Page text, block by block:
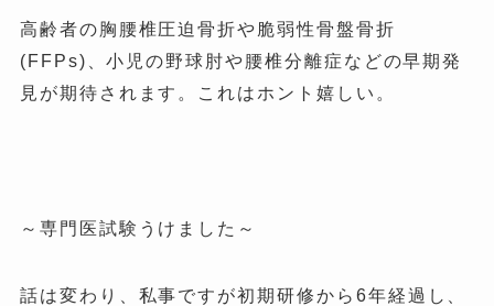
高齢者の胸腰椎圧迫骨折や脆弱性骨盤骨折
(FFPs)、小児の野球肘や腰椎分離症などの早期発
見が期待されます。これはホント嬉しい。
～専門医試験うけました～
話は変わり、私事ですが初期研修から6年経過し、